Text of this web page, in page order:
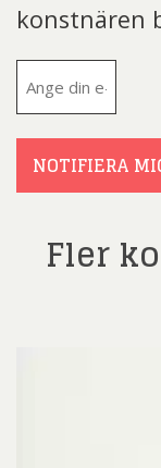
konstnären
NOTIFIERA
Fler